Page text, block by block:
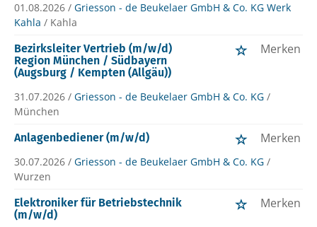
01.08.2026 / Griesson - de Beukelaer GmbH & Co. KG Werk
Kahla / Kahla
Bezirksleiter Vertrieb (m/w/d)
Region München / Südbayern
(Augsburg / Kempten (Allgäu))
Merken
31.07.2026 / Griesson - de Beukelaer GmbH & Co. KG /
München
Anlagenbediener (m/w/d)
Merken
30.07.2026 / Griesson - de Beukelaer GmbH & Co. KG /
Wurzen
Elektroniker für Betriebstechnik
(m/w/d)
Merken